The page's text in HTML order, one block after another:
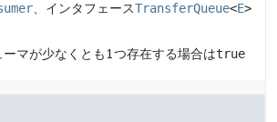
、インタフェースTransferQueue<E>
マが少なくとも1つ存在する場合はtrue